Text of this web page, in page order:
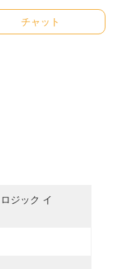
チャット
ジック イ